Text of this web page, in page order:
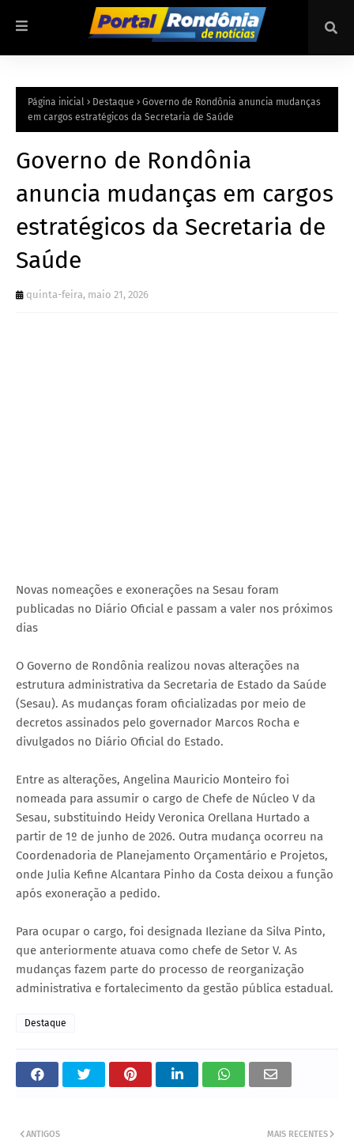
Página inicial Destaque
Governo de Rondônia anuncia mudanças
em cargos estratégicos da Secretaria de Saúde
Governo de Rondônia
anuncia mudanças em cargos
estratégicos da Secretaria de
Saúde
quinta-feira, maio 21, 2026
Novas nomeações e exonerações na Sesau foram
publicadas no Diário Oficial e passam a valer nos próximos
dias
O Governo de Rondônia realizou novas alterações na
estrutura administrativa da Secretaria de Estado da Saúde
(Sesau). As mudanças foram oficializadas por meio de
decretos assinados pelo governador Marcos Rocha e
divulgados no Diário Oficial do Estado.
Entre as alterações, Angelina Mauricio Monteiro foi
nomeada para assumir o cargo de Chefe de Núcleo V da
Sesau, substituindo Heidy Veronica Orellana Hurtado a
partir de 1º de junho de 2026. Outra mudança ocorreu na
Coordenadoria de Planejamento Orçamentário e Projetos,
onde Julia Kefine Alcantara Pinho da Costa deixou a função
após exoneração a pedido.
Para ocupar o cargo, foi designada Ileziane da Silva Pinto,
que anteriormente atuava como chefe de Setor V. As
mudanças fazem parte do processo de reorganização
administrativa e fortalecimento da gestão pública estadual.
Destaque
MAIS RECENTES
ANTIGOS